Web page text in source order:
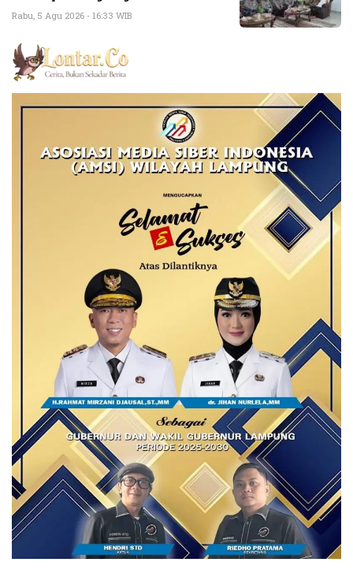
Rabu, 5 Agu 2026 - 16:33 WIB